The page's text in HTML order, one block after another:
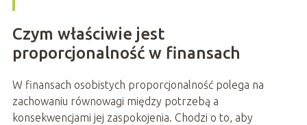
Czym właściwie jest
proporcjonalność w finansach
W finansach osobistych proporcjonalność polega na
zachowaniu równowagi między potrzebą a
konsekwencjami jej zaspokojenia. Chodzi o to, aby